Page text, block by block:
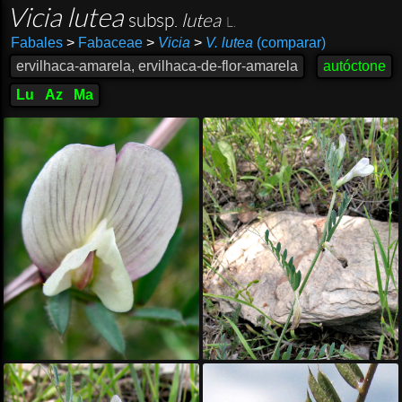
Vicia lutea subsp. lutea
Fabales >Fabaceae > Vicia > V. lutea (comparar)
ervilhaca-amarela, ervilhaca-de-flor-amarela
autóctone
Lu
Az Ma